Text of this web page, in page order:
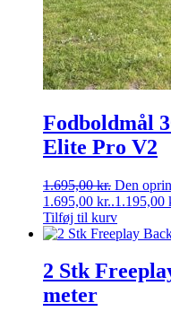
Fodboldmål
Elite Pro V2
1.695,00kr. Den
1.695,00 kr..1.195,00
Tilføj til kurv
2 Stk
meter